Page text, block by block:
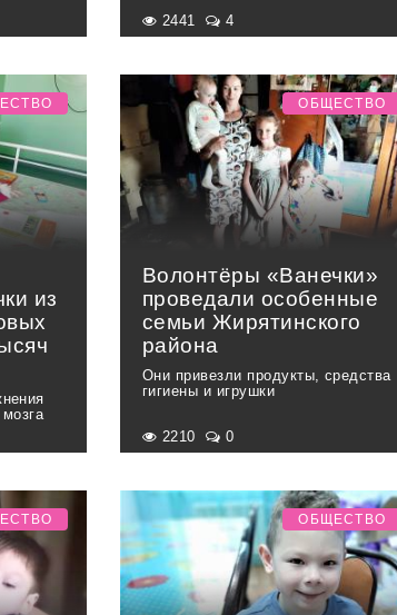
2441 4
из
Волонтёры «Ванечки»
проведали особенные
семьи Жирятинского
района
Они привезли продукты, средства
гигиены и игрушки
ОБЩЕСТВО
2210 0
ОБЩЕСТВО